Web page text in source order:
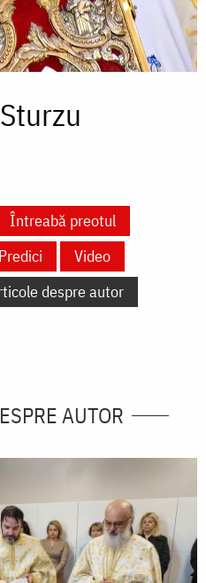
Întreabă preotul
Predici
Video
despre autor
AUTOR